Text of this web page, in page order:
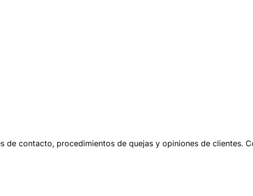
contacto, procedimientos de quejas y opiniones de clientes.